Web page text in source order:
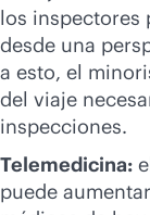
los inspectores
desde una
a esto, el
del viaje
inspecciones.
Telemedicina:
puede